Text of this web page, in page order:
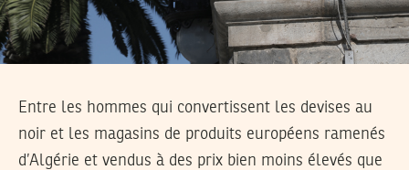
Entre les hommes qui convertissent les devises au
noir et les magasins de produits européens ramenés
d’Algérie et vendus à des prix bien moins élevés que